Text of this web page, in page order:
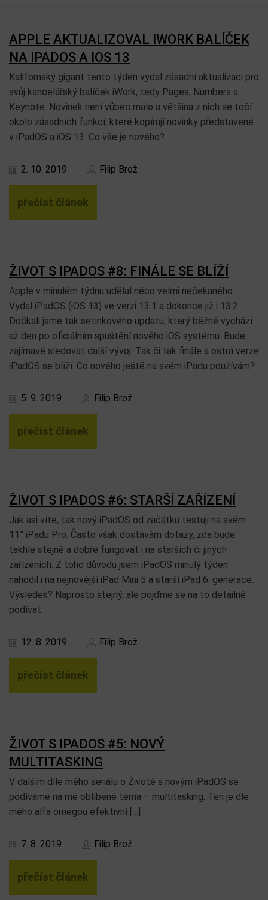
APPLE AKTUALIZOVAL IWORK BALÍČEK
NA IPADOS A IOS 13
Kalifornský gigant tento týden vydal zásadní aktualizaci pro
svůj kancelářský balíček iWork, tedy Pages, Numbers a
Keynote. Novinek není vůbec málo a většina z nich se točí
okolo zásadních funkcí, které kopírují novinky představené
v iPadOS a iOS 13. Co vše je nového?
2. 10. 2019 Filip Brož
přečíst článek
ŽIVOT S IPADOS #8: FINÁLE SE BLÍŽÍ
Apple v minulém týdnu udělal něco velmi nečekaného.
Vydal iPadOS (iOS 13) ve verzi 13.1 a dokonce již i 13.2.
Dočkali jsme tak setinkového updatu, který běžně vychází
až den po oficiálním spuštění nového iOS systému. Bude
zajímavé sledovat další vývoj. Tak či tak finále a ostrá verze
iPadOS se blíží. Co nového ještě na svém iPadu používám?
5. 9. 2019 Filip Brož
přečíst článek
ŽIVOT S IPADOS #6: STARŠÍ ZAŘÍZENÍ
Jak asi víte, tak nový iPadOS od začátku testuji na svém
11” iPadu Pro. Často však dostávám dotazy, zda bude
takhle stejně a dobře fungovat i na starších či jiných
zařízeních. Z toho důvodu jsem iPadOS minulý týden
nahodil i na nejnovější iPad Mini 5 a starší iPad 6. generace.
Výsledek? Naprosto stejný, ale pojďme se na to detailně
podívat.
12. 8. 2019 Filip Brož
přečíst článek
ŽIVOT S IPADOS #5: NOVÝ
MULTITASKING
V dalším díle mého seriálu o Životě s novým iPadOS se
podíváme na mé oblíbené téma – multitasking. Ten je dle
mého alfa omegou efektivní […]
7. 8. 2019 Filip Brož
přečíst článek